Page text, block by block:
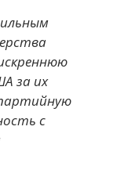
за их
с